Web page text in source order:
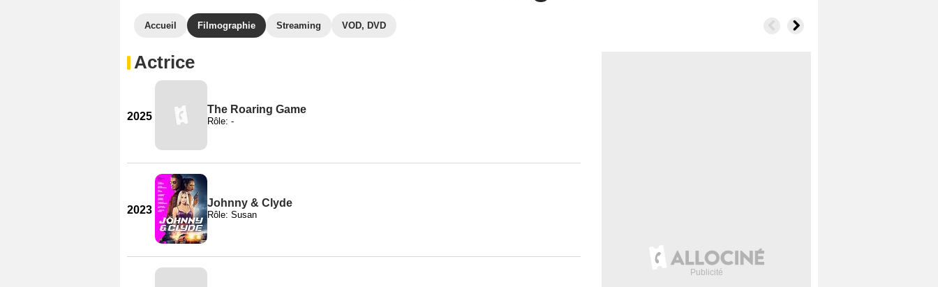
Accueil Filmographie Streaming VOD, DVD
Actrice
2025
The Roaring Game
Rôle: -
2023
Johnny & Clyde
Rôle: Susan